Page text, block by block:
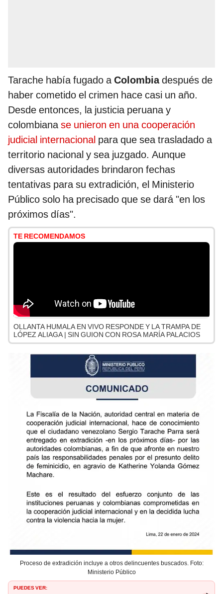
Tarache había fugado aColombiadespués de
haber cometido el crimen hace casi un año.
Desde entonces, la justicia peruana y
colombianase unieron en una cooperación
judicial internacional para que sea trasladado a
territorio nacional y sea juzgado. Aunque
diversas autoridades brindaron fechas
tentativas para su extradición, el Ministerio
Público solo ha precisado que se dará "en los
próximos días".
TE RECOMENDAMOS
OLLANTA HUMALA EN VIVO RESPONDE Y LA TRAMPA DE
LÓPEZ ALIAGA | SIN GUION CON ROSA MARÍA PALACIOS
Proceso de extradición incluye a otros delincuentes buscados. Foto:
Ministerio Público
PUEDES VER: